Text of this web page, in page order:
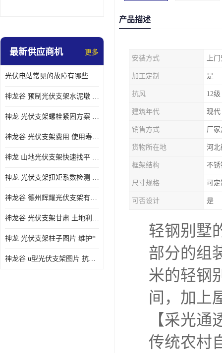
最新供应商机 更多
光伏电站常见的故障有哪些
神龙谷 预制光伏支架水泥墩 抗震性能优
神龙 光伏支架螺栓紧固方案 土地利用率高
神龙谷 光伏支架费用 使用寿命长
神龙 山地光伏支架快速找平 抗风耐压
神龙 光伏支架扭矩系数检测 适应性强
神龙谷 德州辉耀光伏支架有限公司 材质多样
神龙谷 光伏支架甘肃 土地利用率高
神龙 光伏支架柱子图片 维护*
神龙谷 u型光伏支架图片 抗紫外线
产品描述
安装方式 上
加工定制 是
抗风 12级
建筑年代 现代
销售方式 厂
货物所在地 河北
框架结构 不
尺寸规格 可定
可否设计 是
轻钢别墅
部分的组
米的轻钢
间，加上
【采光通
传统农村